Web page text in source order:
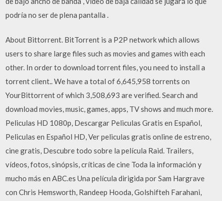
podría no ser de plena pantalla .
About Bittorrent. BitTorrent is a P2P network which allows
users to share large files such as movies and games with each
other. In order to download torrent files, you need to install a
torrent client.. We have a total of 6,645,958 torrents on
YourBittorrent of which 3,508,693 are verified. Search and
download movies, music, games, apps, TV shows and much more.
Peliculas HD 1080p, Descargar Peliculas Gratis en Español,
Peliculas en Español HD, Ver peliculas gratis online de estreno,
cine gratis, Descubre todo sobre la película Raid. Trailers,
vídeos, fotos, sinópsis, críticas de cine Toda la información y
mucho más en ABC.es Una película dirigida por Sam Hargrave
con Chris Hemsworth, Randeep Hooda, Golshifteh Farahani,